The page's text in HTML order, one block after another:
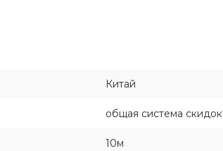
Китай
общая система скидок
10м